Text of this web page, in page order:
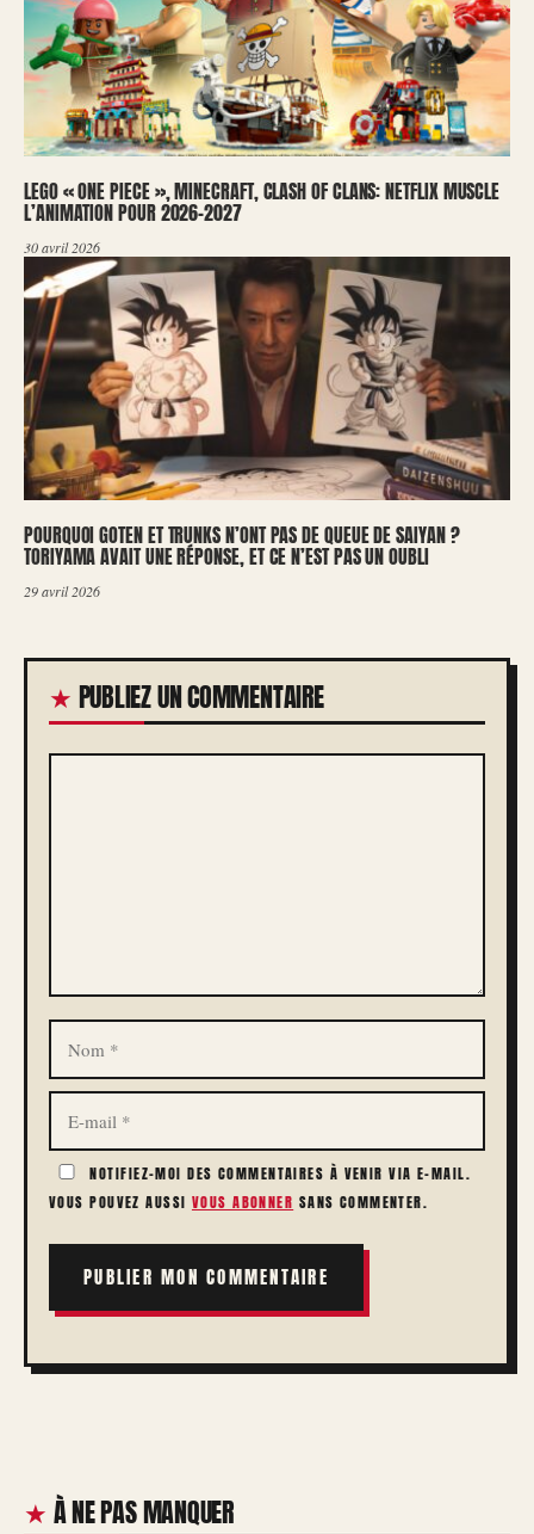
LEGO « ONE PIECE », MINECRAFT, CLASH OF CLANS: NETFLIX MUSCLE
L’ANIMATION POUR 2026-2027
30 avril 2026
POURQUOI GOTEN ET TRUNKS N’ONT PAS DE QUEUE DE SAIYAN ?
TORIYAMA AVAIT UNE RÉPONSE, ET CE N’EST PAS UN OUBLI
29 avril 2026
PUBLIEZ UN COMMENTAIRE
COMMENTAIRE
NOM
E-
MAIL
NOTIFIEZ-MOI DES COMMENTAIRES À VENIR VIA E-MAIL.
VOUS POUVEZ AUSSI VOUS ABONNER SANS COMMENTER.
À NE PAS MANQUER